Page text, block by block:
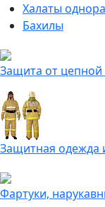
Халаты
Бахилы
Защита от
Защитная одежда
Фартуки,